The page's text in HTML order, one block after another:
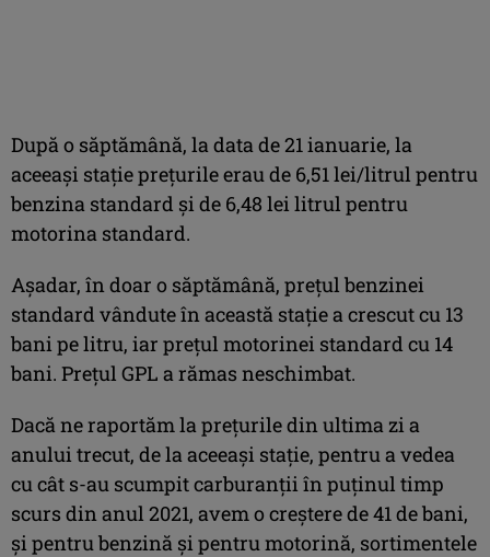
După o săptămână, la data de 21 ianuarie, la
aceeași stație prețurile erau de 6,51 lei/litrul pentru
benzina standard și de 6,48 lei litrul pentru
motorina standard.
Așadar, în doar o săptămână, prețul benzinei
standard vândute în această stație a crescut cu 13
bani pe litru, iar prețul motorinei standard cu 14
bani. Prețul GPL a rămas neschimbat.
Dacă ne raportăm la prețurile din ultima zi a
anului trecut, de la aceeași stație, pentru a vedea
cu cât s-au scumpit carburanții în puținul timp
scurs din anul 2021, avem o creștere de 41 de bani,
și pentru benzină și pentru motorină, sortimentele